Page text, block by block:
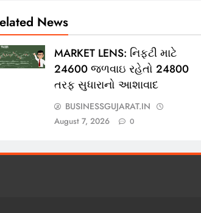
News
MARKET LENS: નિફ્ટી માટે
24600 જળવાઇ રહેતો 24800
તરફ સુધારાનો આશાવાદ
BUSINESSGUJARAT.IN
August 7, 2026 0